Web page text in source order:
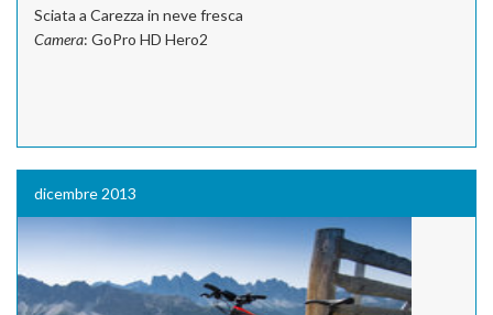
Sciata a Carezza in neve fresca
Camera: GoPro HD Hero2
dicembre 2013